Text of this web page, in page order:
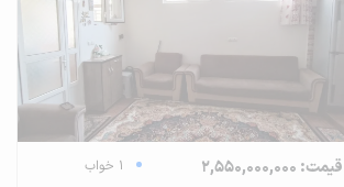
قیمت: 2,550,000,000
1 خواب